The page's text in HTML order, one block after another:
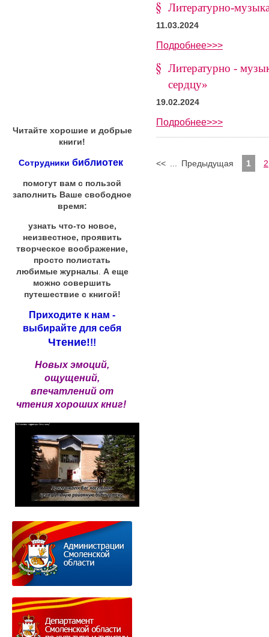
Литературно-
11.03.2024
Подробнее>>>
Литературно -
сердцу»
19.02.2024
Подробнее>>>
<< Предыдущая 1 2
Читайте хорошие и добрые
книги!
Сотрудники библиотек
помогут вам с пользой
заполнить Ваше свободное
время:
узнать что-то новое,
неизвестное, проявить
творческое воображение,
просто полистать
любимые журналы А еще
можно совершить
путешествие с книгой!
Приходите к нам -
выбирайте для себя
Чтение!!!
Новых эмоций,
ощущений,
впечатлений от
чтения хороших книг!